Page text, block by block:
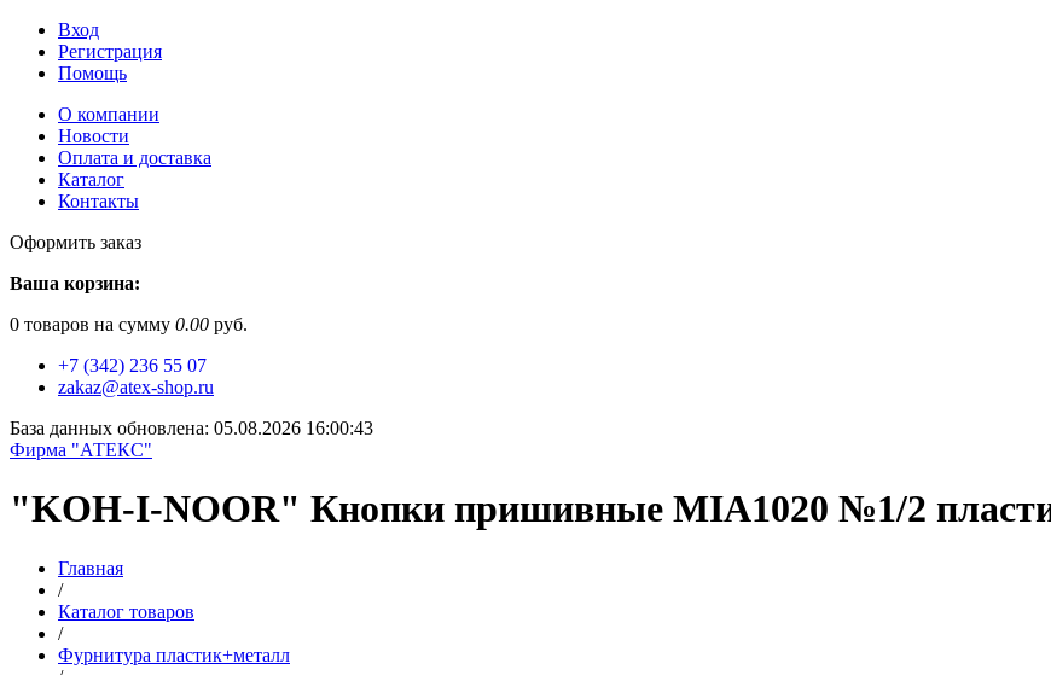
Вход
Регистрация
Помощь
О компании
Новости
Оплата и доставка
Каталог
Контакты
Оформить заказ
Ваша корзина:
0 товаров на сумму 0.00 руб.
+7 (342) 236 55 07
zakaz@atex-shop.ru
База данных обновлена: 05.08.2026 16:00:43
Фирма "АТЕКС"
"KOH-I-NOOR" Кнопки пришивные MIA1020 №1/2
Главная
/
Каталог товаров
/
Фурнитура пластик+металл